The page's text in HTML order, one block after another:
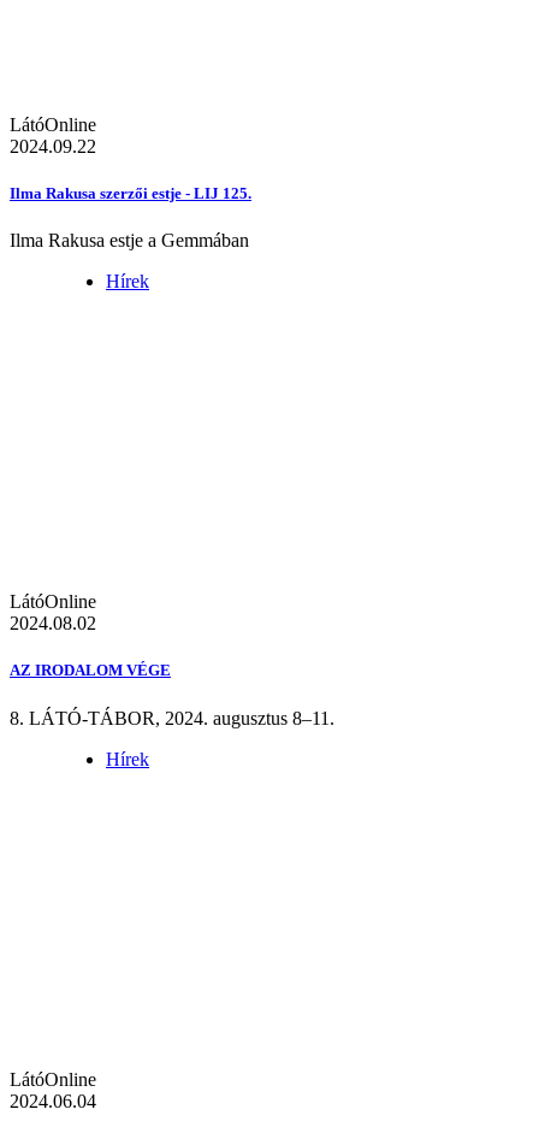
LátóOnline
2024.09.22
Ilma Rakusa szerzői estje - LIJ 125.
Ilma Rakusa estje a Gemmában
Hírek
LátóOnline
2024.08.02
AZ IRODALOM VÉGE
8. LÁTÓ-TÁBOR, 2024. augusztus 8–11.
Hírek
LátóOnline
2024.06.04